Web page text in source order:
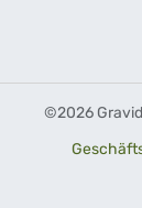
©2026